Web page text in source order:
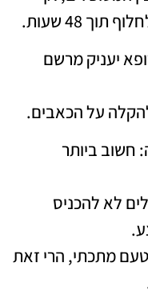
48 שעות.
יעניק מרשם
להקלה על הכאבים.
חשוב ביותר
לא להכניס
מתכתי, הרי זאת